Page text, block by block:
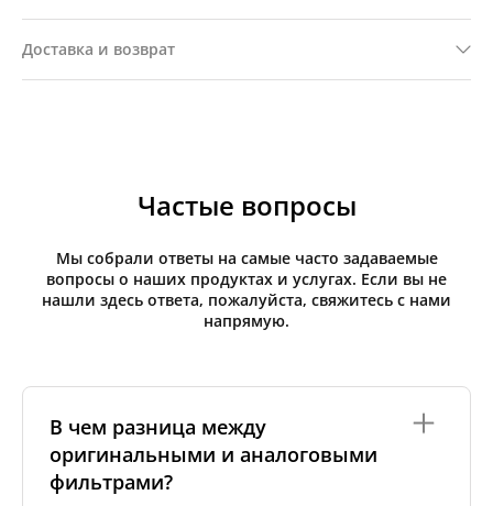
Доставка и возврат
Частые вопросы
Мы собрали ответы на самые часто задаваемые
вопросы о наших продуктах и услугах. Если вы не
нашли здесь ответа, пожалуйста, свяжитесь с нами
напрямую.
В чем разница между
оригинальными и аналоговыми
фильтрами?